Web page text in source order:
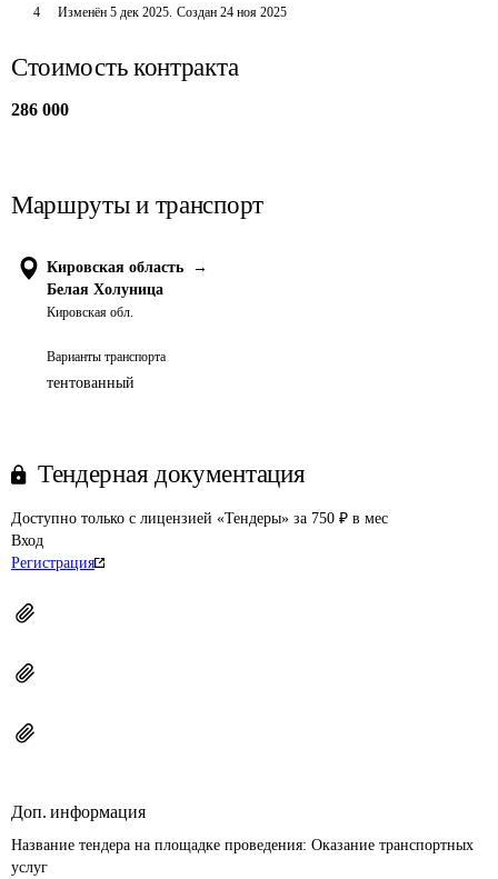
4 Изменён 5 дек 2025. Создан 24 ноя 2025
Стоимость контракта
286 000
Маршруты и транспорт
Кировская область
→
Белая Холуница
Кировская обл.
Варианты транспорта
тентованный
Тендерная документация
Доступно только с лицензией «Тендеры» за 750 ₽ в мес
Вход
Регистрация
Доп. информация
Название тендера на площадке проведения: Оказание транспортных
услуг